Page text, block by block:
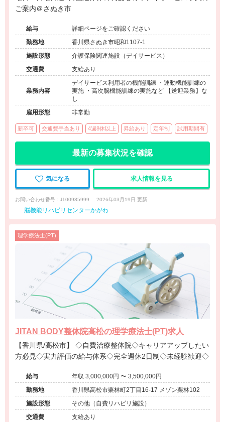
ご案内＠さぬき市
給与
詳細ページをご確認ください
勤務地
香川県さぬき市昭和1107-1
施設形態
介護保険関連施設（デイサービス）
交通費
支給あり
業務内容
デイサービス利用者の機能訓練 ・運動機能訓練の
実施 ・高次脳機能訓練の実施など 【送迎業務】な
し
雇用形態
非常勤
新卒可 交通費手当あり 4週8休以上 昇給あり 定年制 試用期間有
最新の募集状況を確認
気になる 求人情報を見る
お問い合わせ番号 : J100985999 2026年03月19日 更新
脳機能リハビリセンターかがわ
理学療法士(PT)
JITAN BODY整体院高松の理学療法士(PT)求人
【香川県/高松市】 ◇自費治療整体院◇キャリアアップしたい
方必見◇実力評価の給与体系◇完全週休2日制◇未経験歓迎◇
給与
年収 3,000,000円 〜 3,500,000円
勤務地
香川県高松市栗林町2丁目16-17 メゾン栗林102
施設形態
その他（自費リハビリ施設）
交通費
支給あり